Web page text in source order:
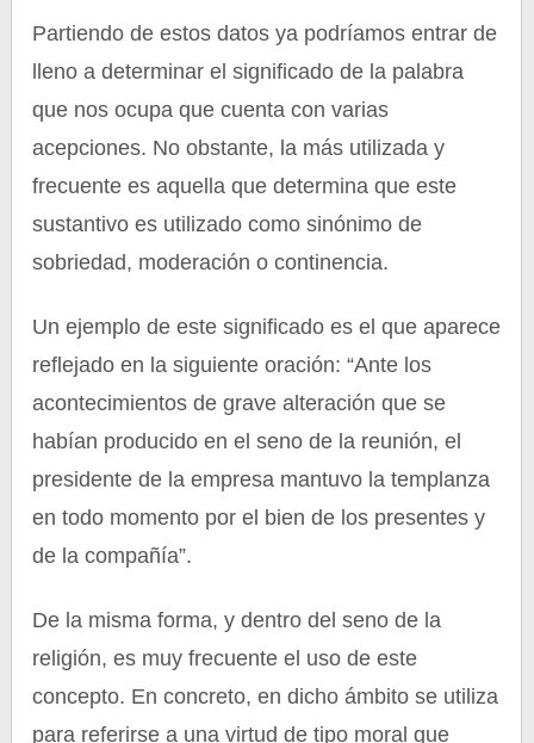
Partiendo de estos datos ya podríamos entrar de
lleno a determinar el significado de la palabra
que nos ocupa que cuenta con varias
acepciones. No obstante, la más utilizada y
frecuente es aquella que determina que este
sustantivo es utilizado como sinónimo de
sobriedad, moderación o continencia.
Un ejemplo de este significado es el que aparece
reflejado en la siguiente oración: “Ante los
acontecimientos de grave alteración que se
habían producido en el seno de la reunión, el
presidente de la empresa mantuvo la templanza
en todo momento por el bien de los presentes y
de la compañía”.
De la misma forma, y dentro del seno de la
religión, es muy frecuente el uso de este
concepto. En concreto, en dicho ámbito se utiliza
para referirse a una virtud de tipo moral que